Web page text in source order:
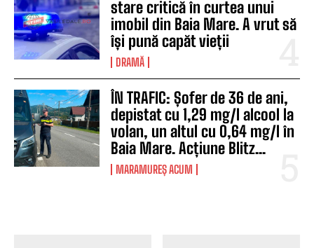
stare critică în curtea unui
imobil din Baia Mare. A vrut să
își pună capăt vieții
DRAMĂ
ÎN TRAFIC: Șofer de 36 de ani,
depistat cu 1,29 mg/l alcool la
volan, un altul cu 0,64 mg/l în
Baia Mare. Acțiune Blitz...
MARAMUREȘ ACUM